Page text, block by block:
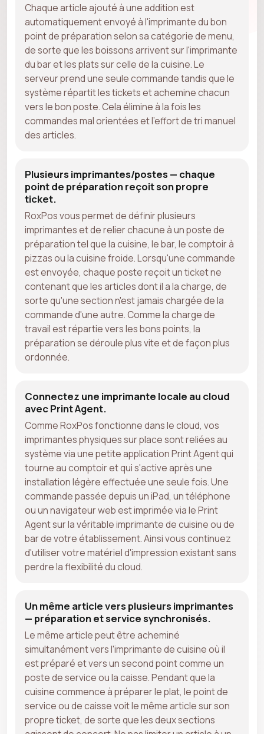
Chaque article ajouté à une addition est
automatiquement envoyé à l'imprimante du bon
point de préparation selon sa catégorie de menu,
de sorte que les boissons arrivent sur l'imprimante
du bar et les plats sur celle de la cuisine. Le
serveur prend une seule commande tandis que le
système répartit les tickets et achemine chacun
vers le bon poste. Cela élimine à la fois les
commandes mal orientées et l'effort de tri manuel
des articles.
Plusieurs imprimantes/postes — chaque
point de préparation reçoit son propre
ticket.
RoxPos vous permet de définir plusieurs
imprimantes et de relier chacune à un poste de
préparation tel que la cuisine, le bar, le comptoir à
pizzas ou la cuisine froide. Lorsqu'une commande
est envoyée, chaque poste reçoit un ticket ne
contenant que les articles dont il a la charge, de
sorte qu'une section n'est jamais chargée de la
commande d'une autre. Comme la charge de
travail est répartie vers les bons points, la
préparation se déroule plus vite et de façon plus
ordonnée.
Connectez une imprimante locale au cloud
avec Print Agent.
Comme RoxPos fonctionne dans le cloud, vos
imprimantes physiques sur place sont reliées au
système via une petite application Print Agent qui
tourne au comptoir et qui s'active après une
installation légère effectuée une seule fois. Une
commande passée depuis un iPad, un téléphone
ou un navigateur web est imprimée via le Print
Agent sur la véritable imprimante de cuisine ou de
bar de votre établissement. Ainsi vous continuez
d'utiliser votre matériel d'impression existant sans
perdre la flexibilité du cloud.
Un même article vers plusieurs imprimantes
— préparation et service synchronisés.
Le même article peut être acheminé
simultanément vers l'imprimante de cuisine où il
est préparé et vers un second point comme un
poste de service ou la caisse. Pendant que la
cuisine commence à préparer le plat, le point de
service ou de caisse voit le même article sur son
propre ticket, de sorte que les deux sections